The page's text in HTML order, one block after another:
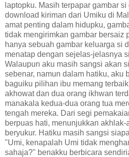
laptopku. Masih terpapar gambar
download kiriman dari Umiku di
amat penting dalam hidupku,
tidak mengirimkan gambar bersaiz
hanya sebuah gambar keluarga si
menatap dengan sejelas-jelasnya
Walaupun aku masih sangsi akan
sebenar, namun dalam hatiku, aku
baguiku pilihan ibu memang
akhowat dan dua orang ikhwan
manakala kedua-dua orang tua
tengah mereka. Dari segi
berpuas hati, menunjukkan
beryukur. Hatiku masih sangsi
"Umi, kenapalah Umi tidak
sahaja?" benakku berbicara